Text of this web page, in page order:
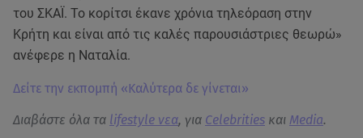
του ΣΚΑΪ. Το κορίτσι έκανε χρόνια τηλεόραση στην
Κρήτη και είναι από τις καλές παρουσιάστριες θεωρώ»
ανέφερε η Ναταλία.
Δείτε την εκπομπή «Καλύτερα δε γίνεται»
Διαβάστε όλα τα lifestyle νεα, για Celebrities και Media.